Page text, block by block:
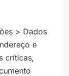
> Dados
e
críticas,